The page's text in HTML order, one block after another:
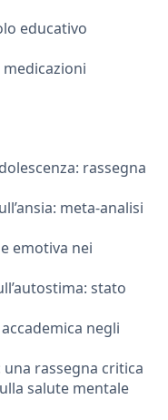
educativo
rassegna
meta-analisi
emotiva nei
stato
negli
una rassegna critica
salute mentale